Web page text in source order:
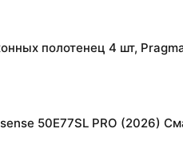
50E77SL PRO (2026)